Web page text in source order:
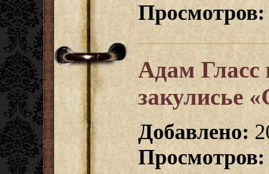
Просмотров:
Адам Гласс
закулисье
Добавлено:
Просмотров: